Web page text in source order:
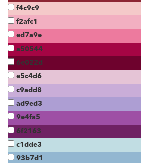
f4c9c9
f2afc1
ed7a9e
a50544
6e022d
e5c4d6
c9add8
ad9ed3
9e4fa5
6f2163
c1dde3
93b7d1